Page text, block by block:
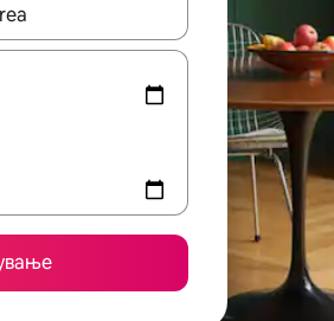
движете се со копчињата со